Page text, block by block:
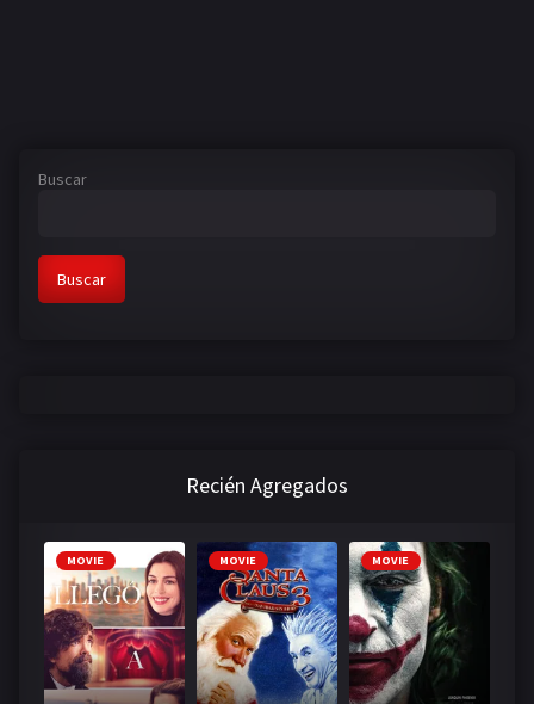
Buscar
Buscar
Recién Agregados
MOVIE MOVIE MOVIE